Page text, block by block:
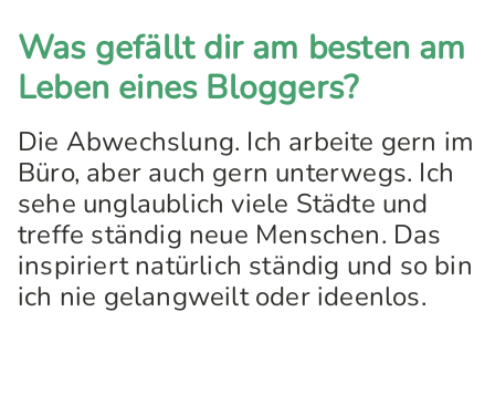
Was gefällt dir am besten am
Leben eines Bloggers?
Die Abwechslung. Ich arbeite gern im
Büro, aber auch gern unterwegs. Ich
sehe unglaublich viele Städte und
treffe ständig neue Menschen. Das
inspiriert natürlich ständig und so bin
ich nie gelangweilt oder ideenlos.